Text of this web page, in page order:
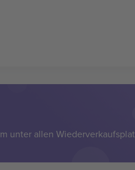
unter allen